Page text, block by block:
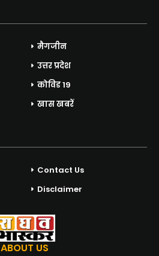
मैगजीन
उत्तर प्रदेश
कोविड 19
खास खबरें
Contact Us
Disclaimer
ABOUT US